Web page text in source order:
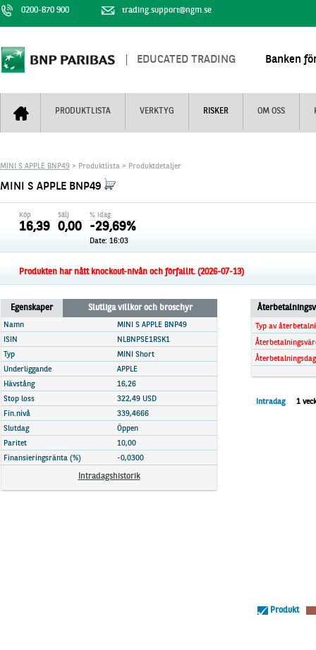
0200-870 900 trading.support@ngm.se
EDUCATED TRADING Banken
PRODUKTLISTA VERKTYG RISKER OM OSS
Mini Futures
Unlimited Turbos
Stoppade & förfallna produkter
Nyhestbrev+
Realtidskurser
Kunskapscentra+
Marknadsöversikt
Finansiell information
MINI S APPLE BNP49 > Produktlista > Produktdetaljer
MINI S APPLE BNP49
Köp
16,39
Sälj
0,00
% idag
-29,69%
Date: 16:03
Produkten har nått knockout-nivån och förfallit. (2026-07-13)
Egenskaper Slutliga villkor och broschyr
Namn
MINI S APPLE BNP49
ISIN
NLBNPSE1RSK1
Typ
MINI Short
Underliggande
APPLE
Hävstång
16,26
Stop loss
322,49 USD
Fin.nivå
339,4666
Slutdag
Öppen
Paritet
10,00
Finansieringsränta (%)
-0,0300
Intradagshistorik
Typ av
Återbetalningsdag
Intradag 1
Produkt